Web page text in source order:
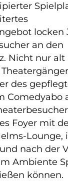
locken
an den
Nicht nur alt
des
Comedyabo
Foyer mit
Lounge,
nach der
Ambiente
können.